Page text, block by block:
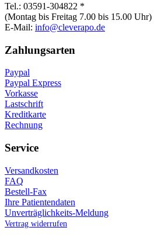
Tel.: 03591-304822 *
(Montag bis Freitag 7.00 bis 15.00 Uhr)
E-Mail: info@cleverapo.de
Zahlungsarten
Paypal
Paypal Express
Vorkasse
Lastschrift
Kreditkarte
Rechnung
Service
Versandkosten
FAQ
Bestell-Fax
Ihre Patientendaten
Unverträglichkeits-Meldung
Vertrag widerrufen